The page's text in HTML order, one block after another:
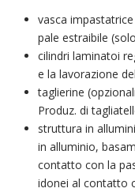
vasca
pale estraibile
cilindri laminatoi
e la lavorazione
taglierine
Produz. di
struttura in
in alluminio,
contatto con la
idonei al contatto